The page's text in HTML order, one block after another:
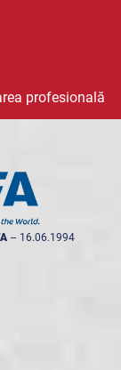
profesională
-- 16.06.1994